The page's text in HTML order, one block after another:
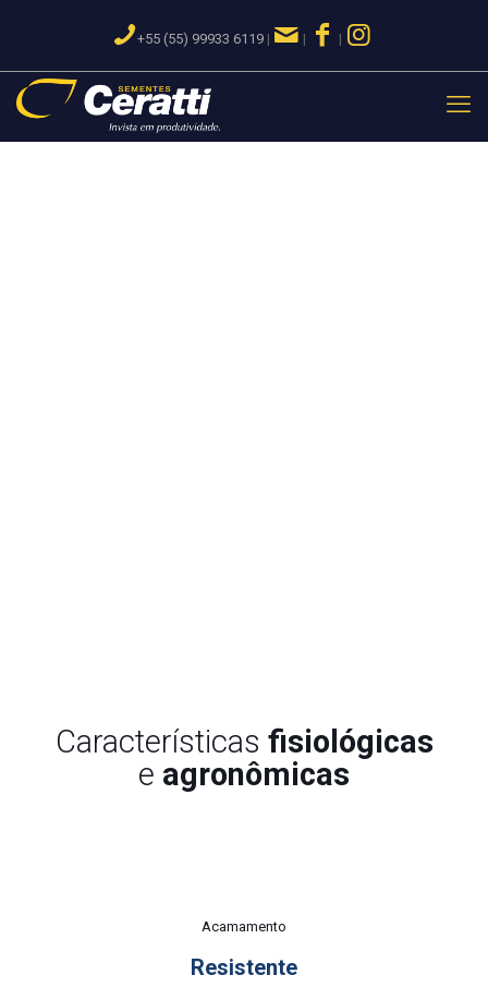
+55 (55) 99933 6119 | | |
Características fisiológicas
e agronômicas
Acamamento
Resistente